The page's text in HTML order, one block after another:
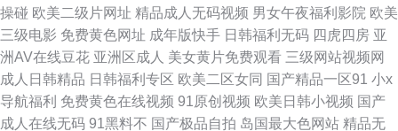
操碰 欧美二级片网址 精品成人无码视频 男女午夜福利影院 欧美
三级电影 免费黄色网址 成年版快手 日韩福利无码 四虎四房 亚
洲AV在线豆花 亚洲区成人 美女黄片免费观看 三级网站视频网
成人日韩精品 日韩福利专区 欧美二区女同 国产精品一区91 小x
导航福利 免费黄色在线视频 91原创视频 欧美日韩小视频 国产
成人在线无码 91黑料不 国产极品自拍 岛国最大色网站 精品无